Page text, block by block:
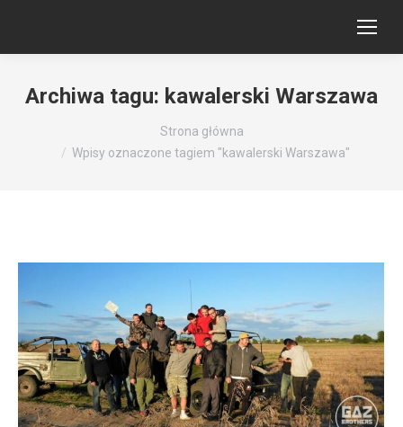
Archiwa tagu: kawalerski Warszawa
Strona główna
Wpisy oznaczone tagiem "kawalerski Warszawa"